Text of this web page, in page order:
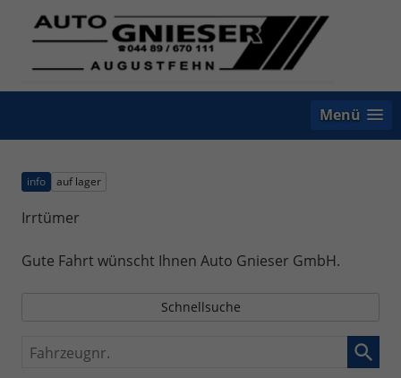
Menü
info auf lager
Irrtümer
Gute Fahrt wünscht Ihnen Auto Gnieser GmbH.
Schnellsuche
Fahrzeugnr.